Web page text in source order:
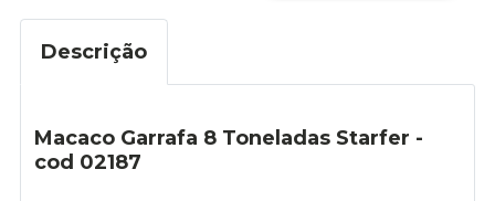
Descrição
Macaco Garrafa 8 Toneladas Starfer -
cod 02187